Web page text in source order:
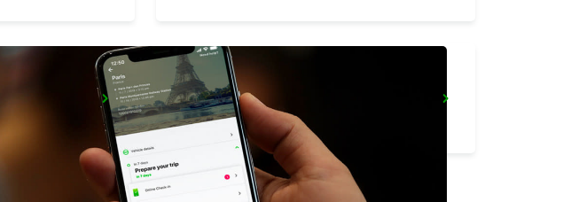
GERALDTON AIRPORT
GERALDTON - AUSTRALIA